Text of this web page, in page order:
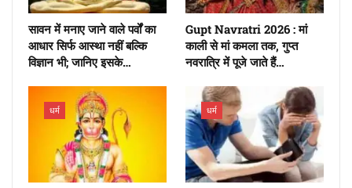
सावन में मनाए जाने वाले पर्वों का
आधार सिर्फ आस्था नहीं बल्कि
विज्ञान भी; जानिए इसके…
Gupt Navratri 2026 : मां
काली से मां कमला तक, गुप्त
नवरात्रि में पूजे जाते हैं…
धर्म धर्म